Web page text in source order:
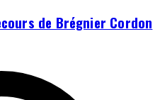
de Brégnier Cordon